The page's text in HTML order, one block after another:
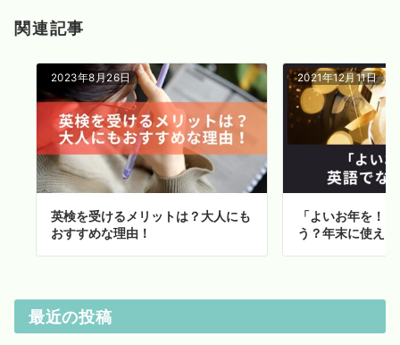
関連記事
2023年8月26日
英検を受けるメリットは？大人にも
おすすめな理由！
2021年12月11日
「よいお年を！
う？年末に使え
最近の投稿